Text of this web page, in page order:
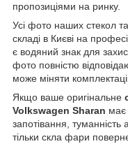
пропозиціями на ринку.
Усі фото наших стекол
складі в Києві на
є водяний знак для
фото повністю
може міняти
Якщо ваше оригінальне
Volkswagen Sharan має
запотівання, туманність
тільки скла фари